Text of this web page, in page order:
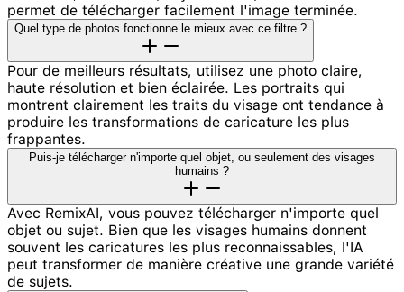
permet de télécharger facilement l'image terminée.
Quel type de photos fonctionne le mieux avec ce filtre ?
Pour de meilleurs résultats, utilisez une photo claire,
haute résolution et bien éclairée. Les portraits qui
montrent clairement les traits du visage ont tendance à
produire les transformations de caricature les plus
frappantes.
Puis-je télécharger n'importe quel objet, ou seulement des visages
humains ?
Avec RemixAI, vous pouvez télécharger n'importe quel
objet ou sujet. Bien que les visages humains donnent
souvent les caricatures les plus reconnaissables, l'IA
peut transformer de manière créative une grande variété
de sujets.